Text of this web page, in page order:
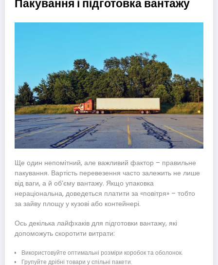
Пакування і підготовка вантажу
Ще один непомітний, але важливий фактор – правильне
пакування. Вартість перевезення часто залежить не лише
від ваги, а й об’єму вантажу. Якщо упаковка
нераціональна, доведеться платити за «повітря» – тобто
за зайву площу у кузові або контейнері.
Ось декілька лайфхаків для підготовки вантажу, які
допоможуть скоротити витрати:
Використовуйте оптимальні розміри коробок та оболонок.
Групуйте дрібні товари у спільні пакети.